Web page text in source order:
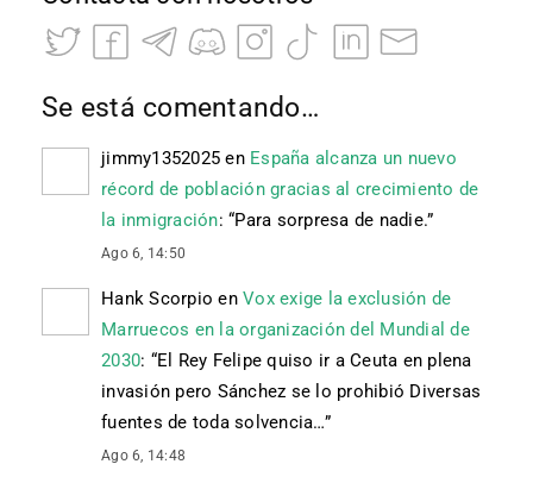
Se está comentando…
jimmy1352025 en España alcanza un nuevo
récord de población gracias al crecimiento de
la inmigración: “Para sorpresa de nadie.”
Ago 6, 14:50
Hank Scorpio en Vox exige la exclusión de
Marruecos en la organización del Mundial de
2030: “El Rey Felipe quiso ir a Ceuta en plena
invasión pero Sánchez se lo prohibió Diversas
fuentes de toda solvencia…”
Ago 6, 14:48